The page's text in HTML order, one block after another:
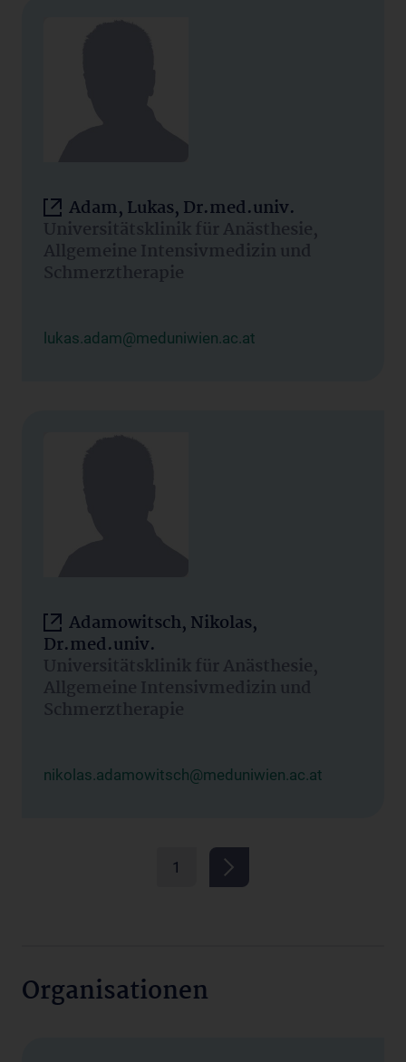
Adam, Lukas, Dr.med.univ.
Universitätsklinik für Anästhesie,
Allgemeine Intensivmedizin und
Schmerztherapie
lukas.adam@meduniwien.ac.at
Adamowitsch, Nikolas,
Dr.med.univ.
Universitätsklinik für Anästhesie,
Allgemeine Intensivmedizin und
Schmerztherapie
nikolas.adamowitsch@meduniwien.ac.at
1
Organisationen